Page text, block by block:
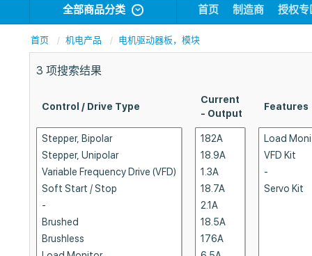
全部商品分类 首页 制造商 授权专
首页 机电产品 电机驱动器板，模块
3 项搜索结果
Control / Drive Type
Current
- Output
Features